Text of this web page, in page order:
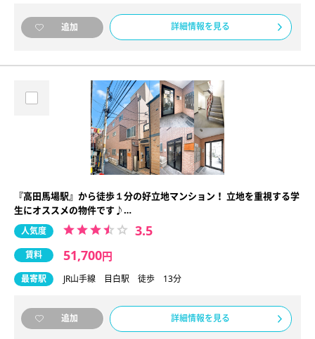
追加 詳細情報を見る
『高田馬場駅』から徒歩１分の好立地マンション！ 立地を重視する学
生にオススメの物件です♪…
人気度 3.5
賃料 51,700円
最寄駅 JR山手線 目白駅 徒歩 13分
追加 詳細情報を見る